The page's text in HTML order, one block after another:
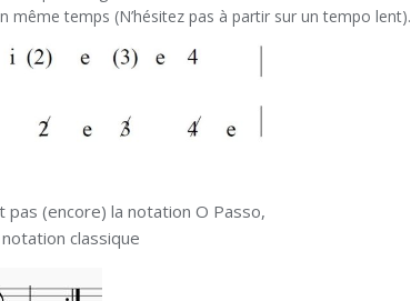
même temps (N’hésitez pas à partir sur un tempo lent).
pas (encore) la notation O Passo,
classique